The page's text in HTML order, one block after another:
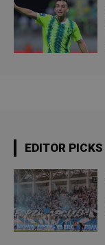
EDITOR PICKS